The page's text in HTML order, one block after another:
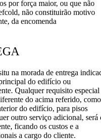
por força maior, ou que não
não constituirão motivo
da encomenda
na morada de entrega
do edifício ou
Qualquer requisito especial
do acima referido,
do edifício, para pisos
outro serviço adicional, será
ficando os custos e a
a cargo do cliente.